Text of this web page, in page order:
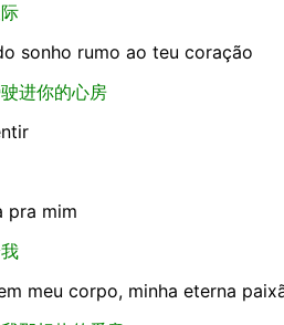
sonho rumo ao teu coração
进你的心房
pra mim
meu corpo, minha eterna